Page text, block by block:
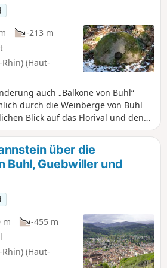
-213 m
(Haut-
auch „Balkone von Buhl“
durch die Weinberge von Buhl
Blick auf das Florival und den
Besonderheit ist, dass der Weg
von rotem Vogesensandstein
über die
Buhl, Guebwiller und
m
-455 m
(Haut-